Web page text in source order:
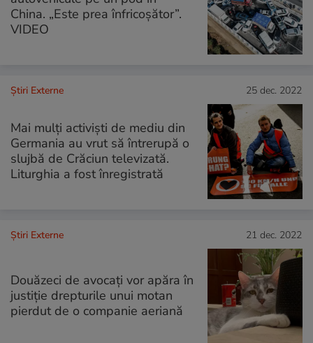
China. „Este prea înfricoşător”.
VIDEO
Știri Externe 25 dec. 2022
Mai mulți activiști de mediu din
Germania au vrut să întrerupă o
slujbă de Crăciun televizată.
Liturghia a fost înregistrată
Știri Externe 21 dec. 2022
Douăzeci de avocaţi vor apăra în
justiţie drepturile unui motan
pierdut de o companie aeriană